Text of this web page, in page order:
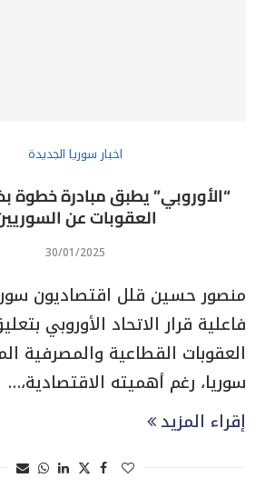
اخبار سوريا الجديدة
“الأوروبي” يطبق مبادرة خطوة
العقوبات عن
30/01/2025
منصور حسين قلل اقتصاديون
فاعلية قرار الاتحاد الأوروبي
العقوبات القطاعية والمصرفية
سوريا، رغم أهميته الاقتصادية،…
إقراء المزيد